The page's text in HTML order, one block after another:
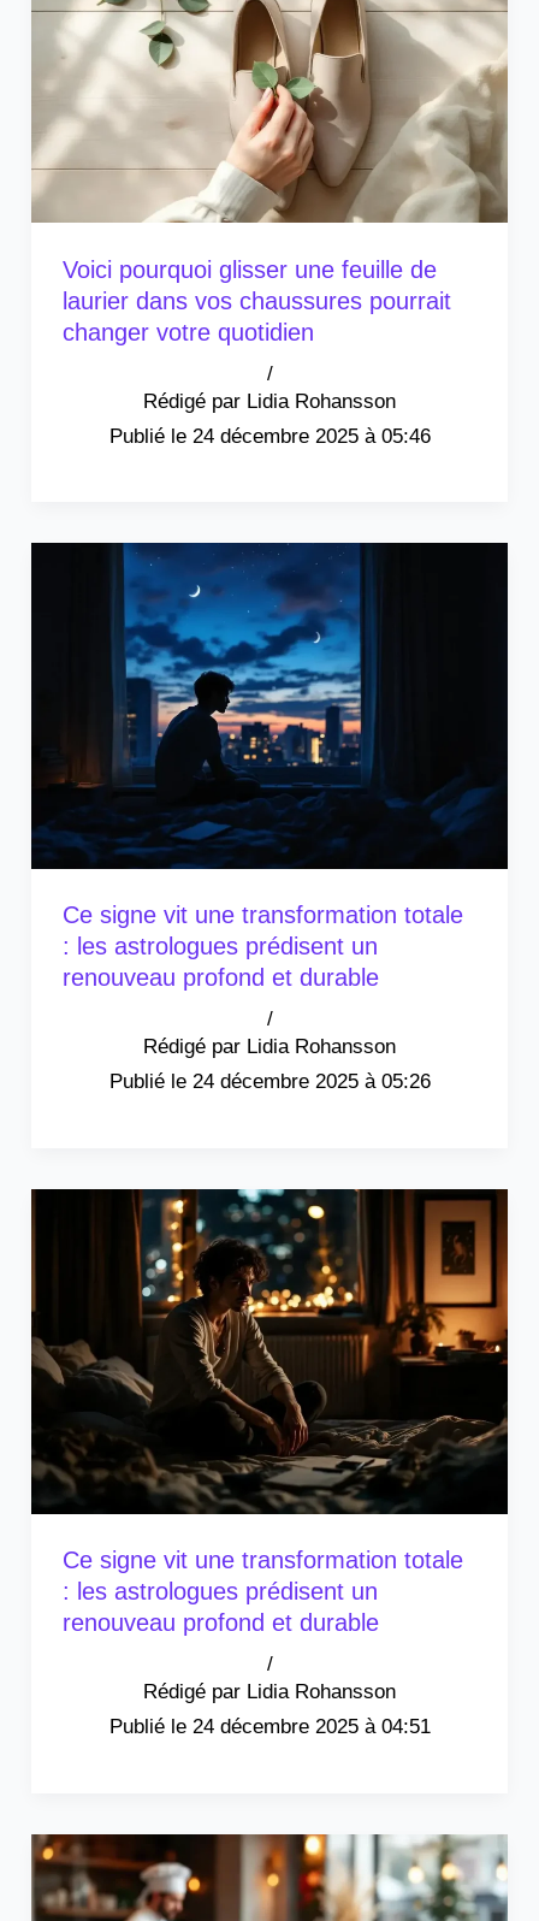
Voici pourquoi glisser une feuille de
laurier dans vos chaussures pourrait
changer votre quotidien
Lidia Rohansson
/
24 décembre 2025 à 05:46
Ce signe vit une transformation totale
: les astrologues prédisent un
renouveau profond et durable
Lidia Rohansson
/
24 décembre 2025 à 05:26
Ce signe vit une transformation totale
: les astrologues prédisent un
renouveau profond et durable
Lidia Rohansson
/
24 décembre 2025 à 04:51